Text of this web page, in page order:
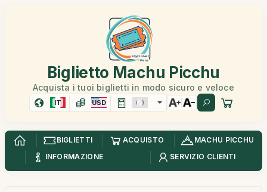
Biglietto Machu Picchu
Acquista i tuoi biglietti in modo sicuro e veloce
IT USD
BIGLIETTI ACQUISTO
MACHU PICCHU
INFORMAZIONE
SERVIZIO CLIENTI